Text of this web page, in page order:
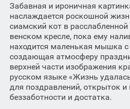
Забавная и ироничная
наслаждается роскошной
сиамский кот в
венском кресле, пока ему
находится маленькая мышка с
создающая атмосферу
верхней части изображения
русском языке «Жизнь
для поздравлений, открыток и
беззаботности и достатка.